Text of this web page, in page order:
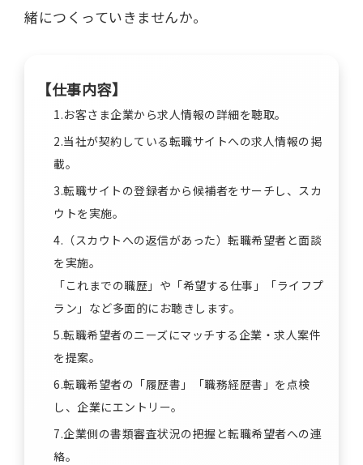
緒につくっていきませんか。
【仕事内容】
1.お客さま企業から求人情報の詳細を聴取。
2.当社が契約している転職サイトへの求人情報の掲
載。
3.転職サイトの登録者から候補者をサーチし、スカ
ウトを実施。
4.（スカウトへの返信があった）転職希望者と面談
を実施。
「これまでの職歴」や「希望する仕事」「ライフプ
ラン」など多面的にお聴きします。
5.転職希望者のニーズにマッチする企業・求人案件
を提案。
6.転職希望者の「履歴書」「職務経歴書」を点検
し、企業にエントリー。
7.企業側の書類審査状況の把握と転職希望者への連
絡。